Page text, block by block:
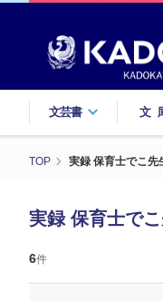
文芸書 文
TOP 実録 保育士でこ先
実録 保育士で
6件